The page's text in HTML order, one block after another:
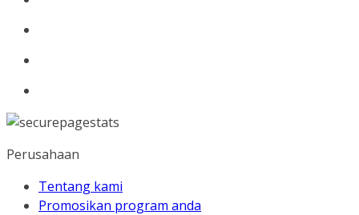
Perusahaan
Tentang kami
Promosikan program anda